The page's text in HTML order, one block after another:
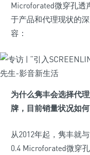
Microforated微穿孔透
于产品和代理现状的
容：
为什么隽丰会选择代
牌，目前销量状况如何
从2012年起，隽丰就
0.4 Microforated微穿